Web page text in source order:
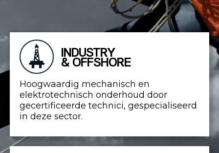
INDUSTRY
& OFFSHORE
Hoogwaardig mechanisch en
elektrotechnisch onderhoud door
gecertificeerde technici, gespecialiseerd
in deze sector.